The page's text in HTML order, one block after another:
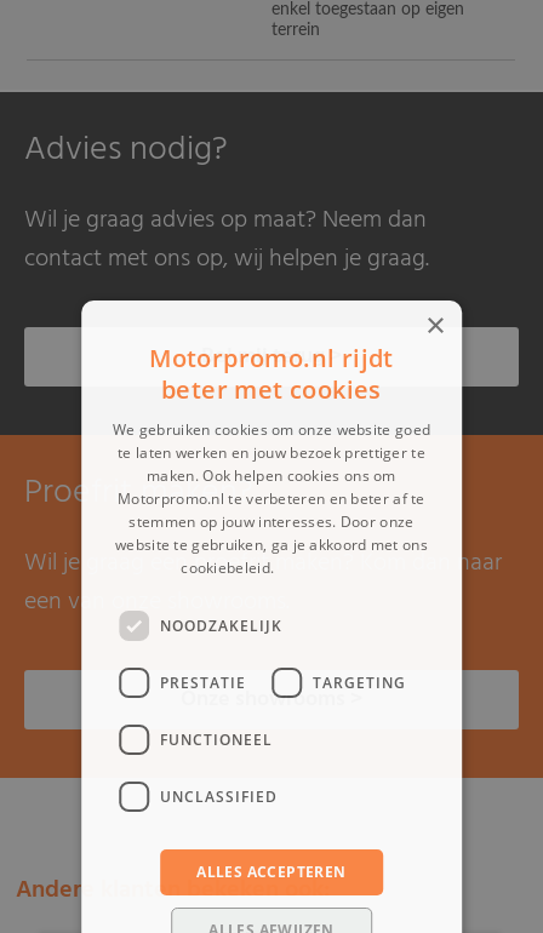
enkel toegestaan op eigen
terrein
Advies nodig?
Wil je graag advies op maat? Neem dan
contact met ons op, wij helpen je graag.
Bel mij terug >
Proefrit maken?
Wil je graag een proefrit maken? Kom dan naar
een van onze showrooms.
Onze showrooms >
Andere klanten bekeken ook:
×
Motorpromo.nl rijdt
beter met cookies
We gebruiken cookies om onze website goed
te laten werken en jouw bezoek prettiger te
maken. Ook helpen cookies ons om
Motorpromo.nl te verbeteren en beter af te
stemmen op jouw interesses. Door onze
website te gebruiken, ga je akkoord met ons
cookiebeleid.
NOODZAKELIJK
PRESTATIE TARGETING
FUNCTIONEEL
UNCLASSIFIED
ALLES ACCEPTEREN